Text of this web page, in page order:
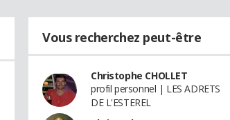
Vous recherchez peut-être
Christophe CHOLLET
profil personnel | LES ADRETS
DE L'ESTEREL